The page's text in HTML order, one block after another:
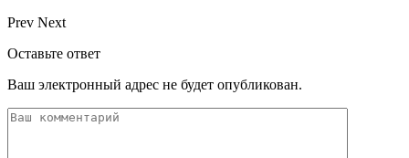
Prev Next
Оставьте ответ
Ваш электронный адрес не будет опубликован.